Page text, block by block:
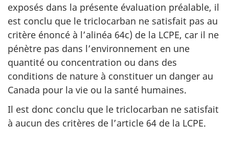
exposés dans la présente évaluation préalable, il
est conclu que le triclocarban ne satisfait pas au
critère énoncé à l’alinéa 64c) de la LCPE, car il ne
pénètre pas dans l’environnement en une
quantité ou concentration ou dans des
conditions de nature à constituer un danger au
Canada pour la vie ou la santé humaines.
Il est donc conclu que le triclocarban ne satisfait
à aucun des critères de l’article 64 de la LCPE.